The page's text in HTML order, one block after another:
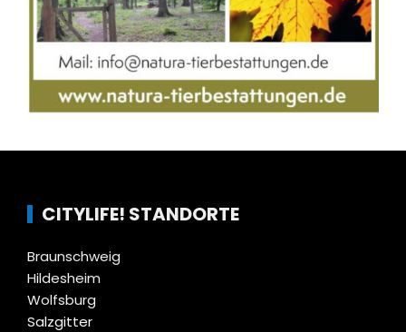
CITYLIFE! STANDORTE
Braunschweig
Hildesheim
Wolfsburg
Salzgitter